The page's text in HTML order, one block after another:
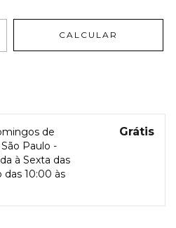
CALCULAR
de
Paulo -
à Sexta das
das 10:00 às
Grátis